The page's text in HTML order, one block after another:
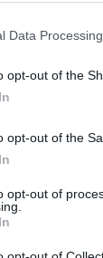
Data
opt-out of the
opt-out of the
opt-out of
comboio
terrapleno
do